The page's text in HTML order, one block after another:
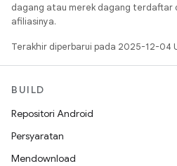
dagang atau merek dagang terdaftar
afiliasinya.
Terakhir diperbarui pada 2025-12-04
BUILD
Repositori Android
Persyaratan
Mendownload